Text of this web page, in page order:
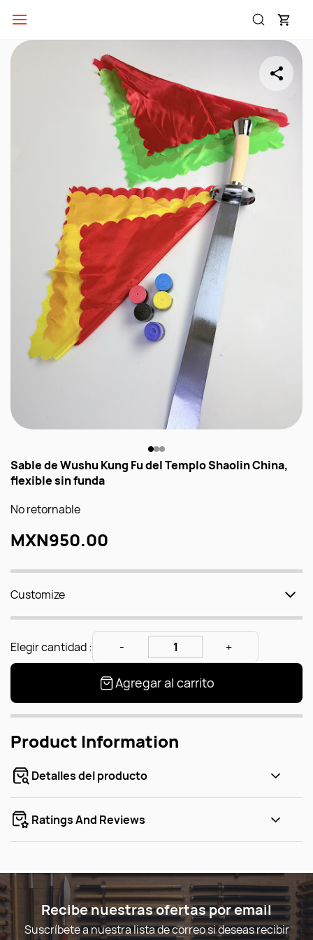
main
content
Sable de Wushu Kung Fu del Templo Shaolin China,
flexible sin funda
No retornable
MXN950.00
Customize
Elegir cantidad :
Agregar al carrito
Product Information
Detalles del producto
Ratings And Reviews
Recibe nuestras ofertas por email
Suscríbete a nuestra lista de correo si deseas recibir